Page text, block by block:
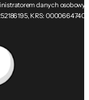
danych
KRS: 0000664740).